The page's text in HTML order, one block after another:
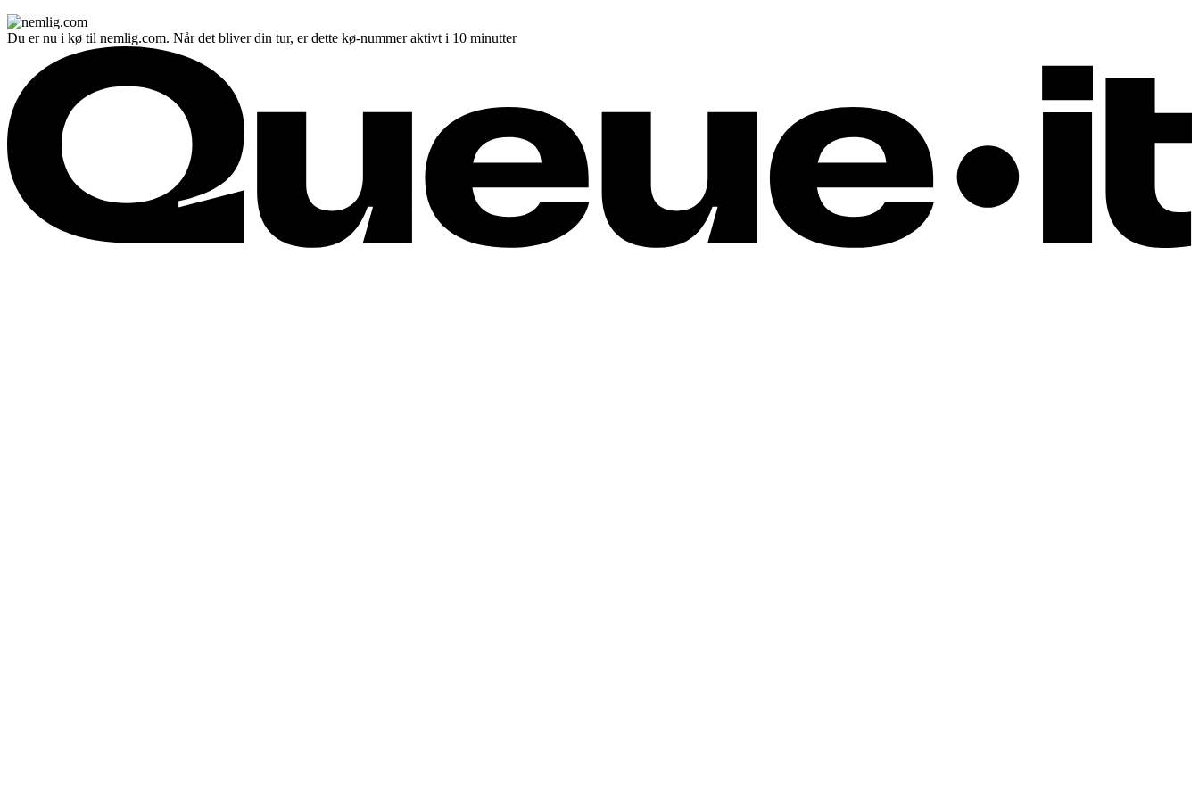
Du er nu i kø til nemlig.com. Når det bliver din tur, er dette kø-nummer aktivt i 10 minutter